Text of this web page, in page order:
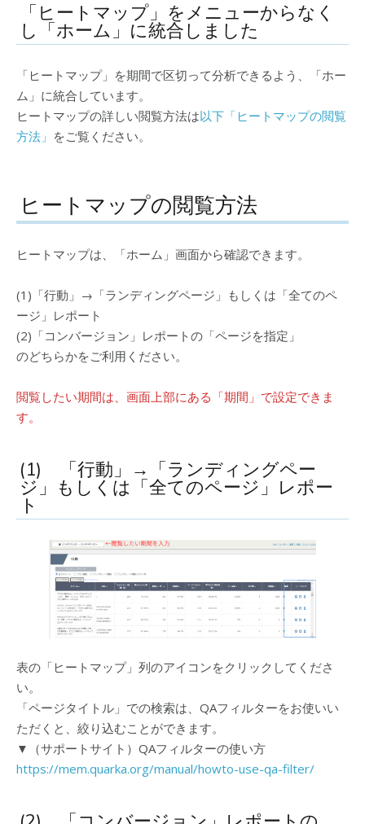
「ヒートマップ」をメニューからなく
し「ホーム」に統合しました
「ヒートマップ」を期間で区切って分析できるよう、「ホー
ム」に統合しています。
ヒートマップの詳しい閲覧方法は以下「ヒートマップの閲覧
方法」 をご覧ください。
ヒートマップの閲覧方法
ヒートマップは、「ホーム」画面から確認できます。
(1)「行動」→「ランディングページ」もしくは「全てのペ
ージ」レポート
(2)「コンバージョン」レポートの「ページを指定」
のどちらかをご利用ください。
閲覧したい期間は、画面上部にある「期間」で設定できま
す。
(1) 「行動」→「ランディングペー
ジ」もしくは「全てのページ」レポー
ト
表の「ヒートマップ」列のアイコンをクリックしてくださ
い。
「ページタイトル」での検索は、QAフィルターをお使いい
ただくと、絞り込むことができます。
▼（サポートサイト）QAフィルターの使い方
https://mem.quarka.org/manual/howto-use-qa-filter/